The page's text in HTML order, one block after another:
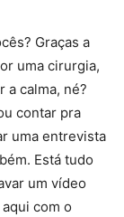
Graças a
uma cirurgia,
a calma, né?
contar pra
uma entrevista
Está tudo
um vídeo
com o